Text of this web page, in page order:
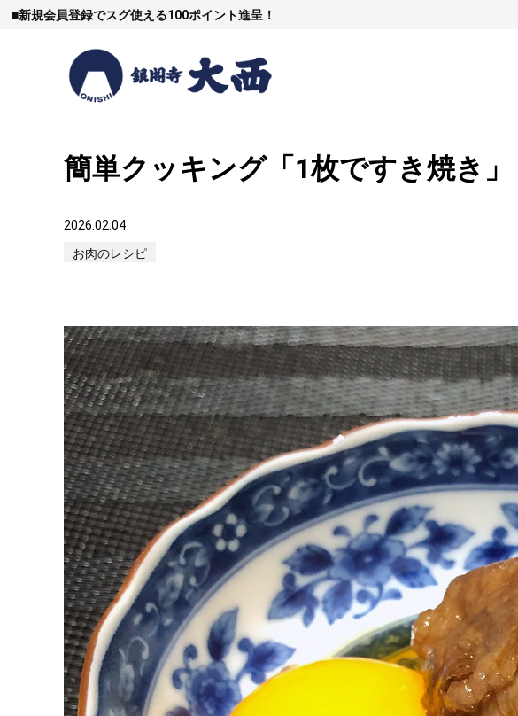
■新規会員登録でスグ使える100ポイント進呈！
焼豚など（豚肉の加工品）
タレ類
サステナブル・和牛（熟）
簡単クッキング「1枚ですき焼き」
2026.02.04
お肉のレシピ